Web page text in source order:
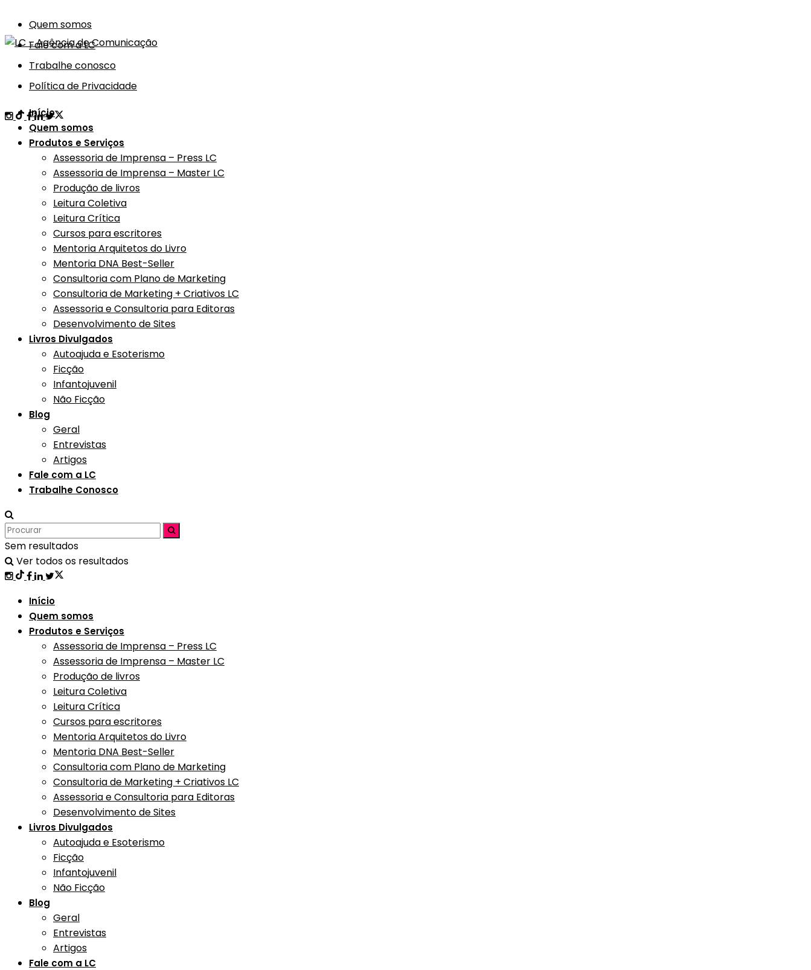
Quem somos
Fale com a LC
Trabalhe conosco
Política de Privacidade
Início
Quem somos
Produtos e Serviços
Assessoria de Imprensa – Press LC
Assessoria de Imprensa – Master LC
Produção de livros
Leitura Coletiva
Leitura Crítica
Cursos para escritores
Mentoria Arquitetos do Livro
Mentoria DNA Best-Seller
Consultoria com Plano de Marketing
Consultoria de Marketing + Criativos LC
Assessoria e Consultoria para Editoras
Desenvolvimento de Sites
Livros Divulgados
Autoajuda e Esoterismo
Ficção
Infantojuvenil
Não Ficção
Blog
Geral
Entrevistas
Artigos
Fale com a LC
Trabalhe Conosco
Sem resultados
Ver todos os resultados
Início
Quem somos
Produtos e Serviços
Assessoria de Imprensa – Press LC
Assessoria de Imprensa – Master LC
Produção de livros
Leitura Coletiva
Leitura Crítica
Cursos para escritores
Mentoria Arquitetos do Livro
Mentoria DNA Best-Seller
Consultoria com Plano de Marketing
Consultoria de Marketing + Criativos LC
Assessoria e Consultoria para Editoras
Desenvolvimento de Sites
Livros Divulgados
Autoajuda e Esoterismo
Ficção
Infantojuvenil
Não Ficção
Blog
Geral
Entrevistas
Artigos
Fale com a LC